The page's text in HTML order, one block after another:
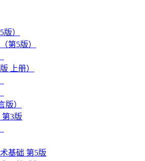
）
第5版）
上册）
版）
3版
基础 第5版